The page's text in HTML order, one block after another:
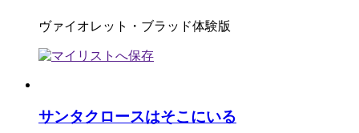
ヴァイオレット・ブラッド体験版
サンタクロースはそこにいる